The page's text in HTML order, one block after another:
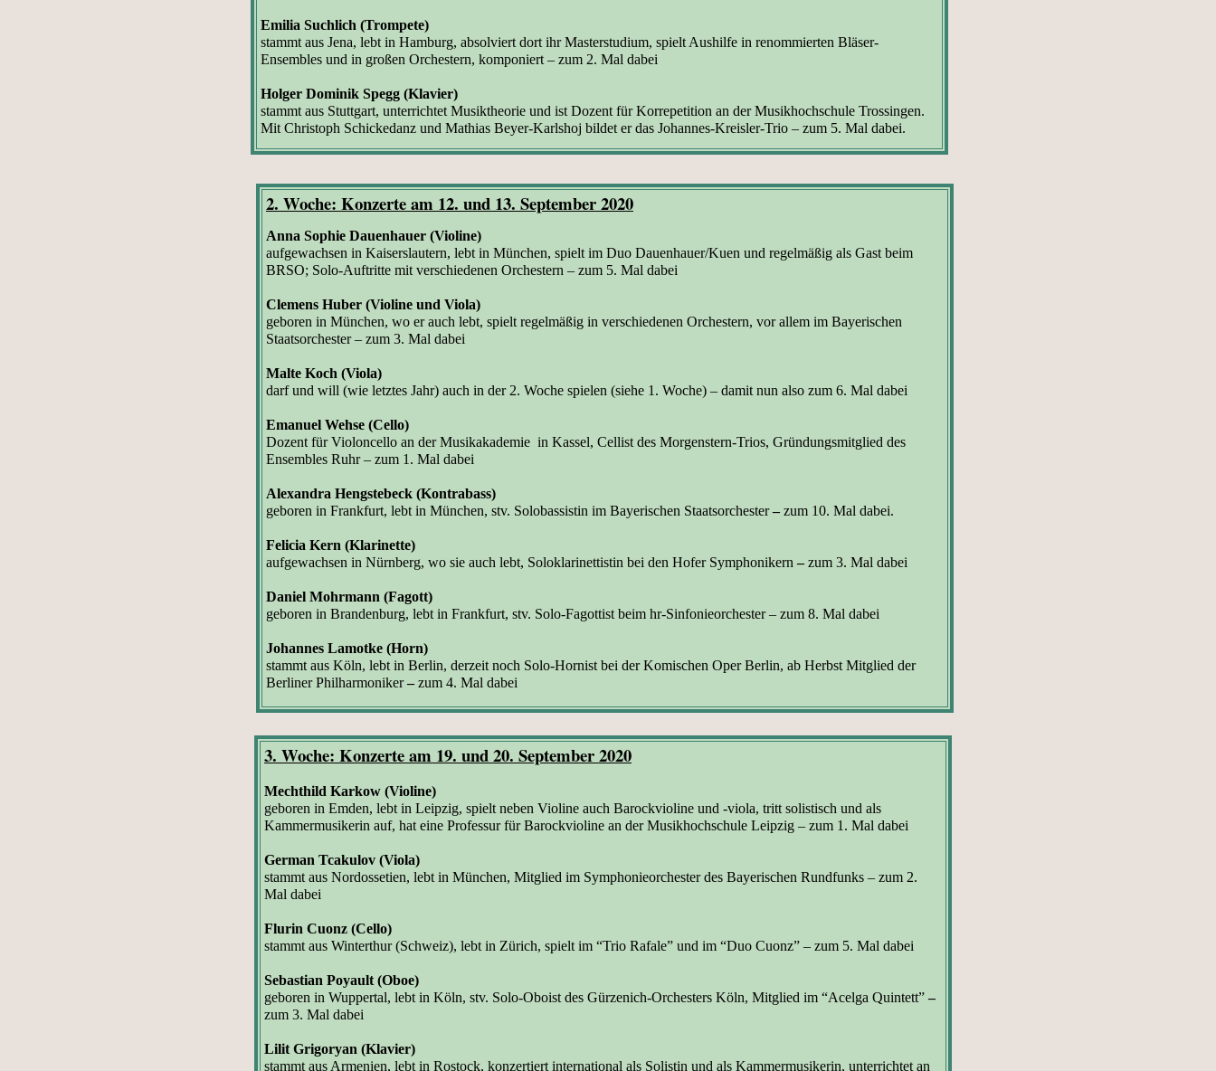
Emilia Suchlich (Trompete)
stammt aus Jena, lebt in Hamburg, absolviert dort ihr Masterstudium, spielt Aushilfe in renommierten Bläser-
Ensembles und in großen Orchestern, komponiert – zum 2. Mal dabei
Holger Dominik Spegg (Klavier)
stammt aus Stuttgart, unterrichtet Musiktheorie und ist Dozent für Korrepetition an der Musikhochschule Trossingen.
Mit Christoph Schickedanz und Mathias Beyer-Karlshoj bildet er das Johannes-Kreisler-Trio – zum 5. Mal dabei.
2. Woche: Konzerte am 12. und 13. September 2020
Anna Sophie Dauenhauer (Violine)
aufgewachsen in Kaiserslautern, lebt in München, spielt im Duo Dauenhauer/Kuen und regelmäßig als Gast beim
BRSO; Solo-Auftritte mit verschiedenen Orchestern – zum 5. Mal dabei
Clemens Huber (Violine und Viola)
geboren in München, wo er auch lebt, spielt regelmäßig in verschiedenen Orchestern, vor allem im Bayerischen
Staatsorchester– zum 3. Mal dabei
Malte Koch (Viola)
darf und will (wie letztes Jahr) auch in der 2. Woche spielen (siehe 1. Woche) – damit nun also zum 6. Mal dabei
Emanuel Wehse (Cello)
Dozent für Violoncello an der Musikakademie in Kassel, Cellist des Morgenstern-Trios, Gründungsmitglied des
Ensembles Ruhr – zum 1. Mal dabei
Alexandra Hengstebeck (Kontrabass)
geboren in Frankfurt, lebt in München, stv. Solobassistin im Bayerischen Staatsorchester–zum 10. Mal dabei.
Felicia Kern (Klarinette)
aufgewachsen in Nürnberg, wo sie auch lebt, Soloklarinettistin bei den Hofer Symphonikern–zum 3. Mal dabei
Daniel Mohrmann (Fagott)
geboren in Brandenburg, lebt in Frankfurt, stv. Solo-Fagottist beim hr-Sinfonieorchester– zum 8. Mal dabei
Johannes Lamotke (Horn)
stammt aus Köln, lebt in Berlin, derzeit noch Solo-Hornist bei der Komischen Oper Berlin, ab Herbst Mitglied der
Berliner Philharmoniker– zum 4. Mal dabei
3. Woche: Konzerte am 19. und 20. September 2020
Mechthild Karkow (Violine)
geboren in Emden, lebt in Leipzig, spielt neben Violine auch Barockvioline und -viola, tritt solistisch und als
Kammermusikerin auf, hat eine Professur für Barockvioline an der Musikhochschule Leipzig – zum 1. Mal dabei
German Tcakulov (Viola)
stammt aus Nordossetien, lebt in München, Mitglied im Symphonieorchester des Bayerischen Rundfunks – zum 2.
Mal dabei
Flurin Cuonz (Cello)
stammt aus Winterthur (Schweiz), lebt in Zürich, spielt im “Trio Rafale” und im “Duo Cuonz” – zum 5. Mal dabei
Sebastian Poyault (Oboe)
geboren in Wuppertal, lebt in Köln, stv. Solo-Oboist des Gürzenich-Orchesters Köln, Mitglied im “Acelga Quintett”–
zum 3. Mal dabei
Lilit Grigoryan (Klavier)
stammt aus Armenien, lebt in Rostock, konzertiert international als Solistin und als Kammermusikerin, unterrichtet an